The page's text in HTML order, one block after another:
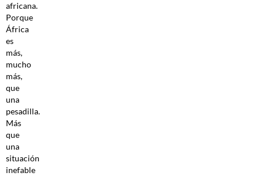
africana.
Porque
África
es
más,
mucho
más,
que
una
pesadilla.
Más
que
una
situación
inefable